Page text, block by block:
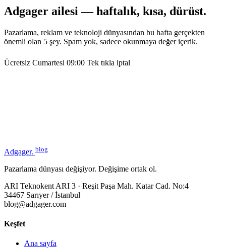
Adgager ailesi — haftalık, kısa, dürüst.
Pazarlama, reklam ve teknoloji dünyasından bu hafta gerçekten
önemli olan 5 şey. Spam yok, sadece okunmaya değer içerik.
Ücretsiz Cumartesi 09:00 Tek tıkla iptal
Adgager. blog
Pazarlama dünyası değişiyor. Değişime ortak ol.
ARI Teknokent ARI 3 · Reşit Paşa Mah. Katar Cad. No:4
34467 Sarıyer / İstanbul
blog@adgager.com
Keşfet
Ana sayfa